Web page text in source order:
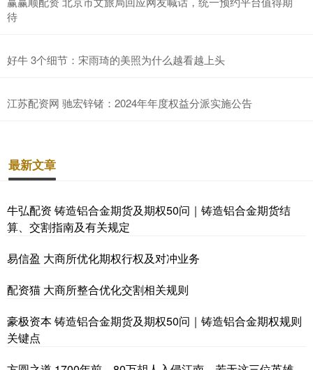
待
好牛 3个细节：宋雨琦的美照为什么越看越上头
江苏配资网 驰宏锌锗：2024年年度权益分派实施公告
最新文章
牛弘配资 铸造铝合金期货及期权50问｜铸造铝合金期货结
算、交割指南及有关规定
易信盈 大商所优化期权行权及对冲业务
配资猫 大商所整合优化交割相关规则
豪极资本 铸造铝合金期货及期权50问｜铸造铝合金期权规则
关键点